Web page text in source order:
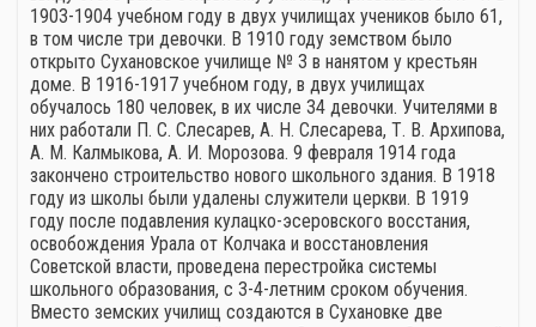
1903-1904 учебном году в двух училищах учеников было 61,
в том числе три девочки. В 1910 году земством было
открыто Сухановское училище № 3 в нанятом у крестьян
доме. В 1916-1917 учебном году, в двух училищах
обучалось 180 человек, в их числе 34 девочки. Учителями в
них работали П. С. Слесарев, А. Н. Слесарева, Т. В. Архипова,
А. М. Калмыкова, А. И. Морозова. 9 февраля 1914 года
закончено строительство нового школьного здания. В 1918
году из школы были удалены служители церкви. В 1919
году после подавления кулацко-эсеровского восстания,
освобождения Урала от Колчака и восстановления
Советской власти, проведена перестройка системы
школьного образования, с 3-4-летним сроком обучения.
Вместо земских училищ создаются в Сухановке две